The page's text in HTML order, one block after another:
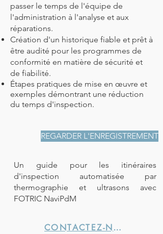
passer le temps de l'équipe de
l'administration à l'analyse et aux
réparations.
Création d'un historique fiable et prêt à
être audité pour les programmes de
conformité en matière de sécurité et
de fiabilité.
Étapes pratiques de mise en œuvre et
exemples démontrant une réduction
du temps d'inspection.
REGARDER L'ENREGISTREMENT
Un guide pour les itinéraires
d'inspection automatisée par
thermographie et ultrasons avec
FOTRIC NaviPdM
CONTACTEZ-NOUS →